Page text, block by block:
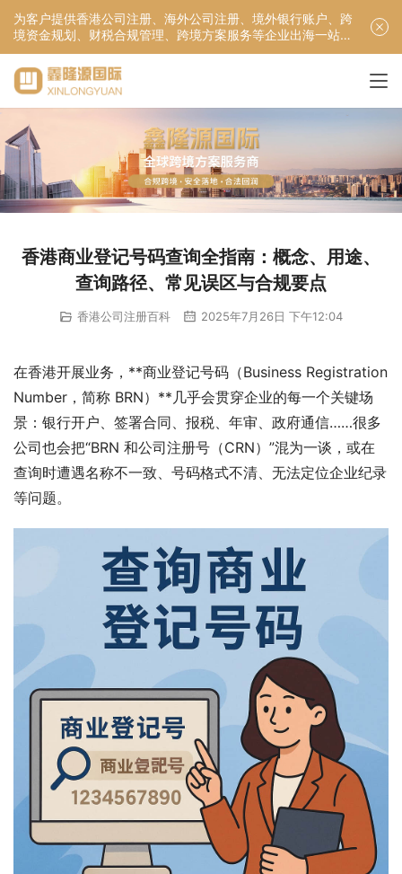
为客户提供香港公司注册、海外公司注册、境外银行账户、跨
境资金规划、财税合规管理、跨境方案服务等企业出海一站式
服务！
香港商业登记号码查询全指南：概念、用途、
查询路径、常见误区与合规要点
香港公司注册百科 2025年7月26日 下午12:04
在香港开展业务，**商业登记号码（Business Registration
Number，简称 BRN）**几乎会贯穿企业的每一个关键场
景：银行开户、签署合同、报税、年审、政府通信……很多
公司也会把“BRN 和公司注册号（CRN）”混为一谈，或在
查询时遭遇名称不一致、号码格式不清、无法定位企业纪录
等问题。